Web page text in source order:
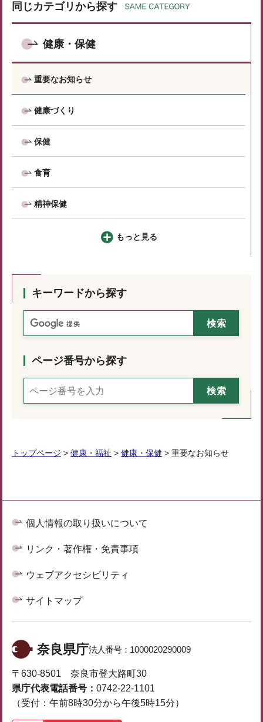
同じカテゴリから探す
健康・保健
重要なお知らせ
健康づくり
保健
食育
精神保健
もっと見る
キーワードから探す
ページ番号から探す
トップページ > 健康・福祉 > 健康・保健 > 重要なお知らせ
個人情報の取り扱いについて
リンク・著作権・免責事項
ウェブアクセシビリティ
サイトマップ
奈良県庁法人番号： 1000020290009
〒630-8501 奈良市登大路町30
県庁代表電話番号： 0742-22-1101
（受付：午前8時30分から午後5時15分）